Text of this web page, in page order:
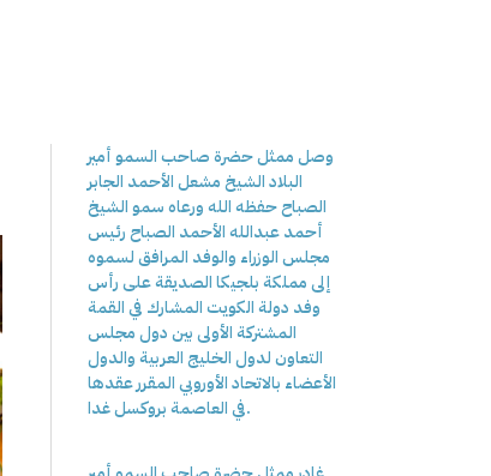
وصل ممثل حضرة صاحب السمو أمير
البلاد الشيخ مشعل الأحمد الجابر
الصباح حفظه الله ورعاه سمو الشيخ
أحمد عبدالله الأحمد الصباح رئيس
مجلس الوزراء والوفد المرافق لسموه
إلى مملكة بلجيكا الصديقة على رأس
وفد دولة الكويت المشارك في القمة
المشتركة الأولى بين دول مجلس
التعاون لدول الخليج العربية والدول
الأعضاء بالاتحاد الأوروبي المقرر عقدها
في العاصمة بروكسل غدا.